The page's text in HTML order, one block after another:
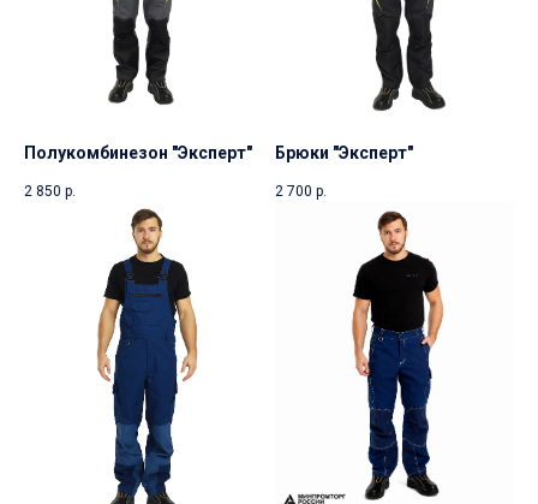
Полукомбинезон "Эксперт"
2 850 р.
Брюки "Эксперт"
2 700 р.